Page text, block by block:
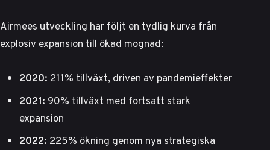
Airmees utveckling har följt en tydlig kurva från
explosiv expansion till ökad mognad:
2020: 211% tillväxt, driven av pandemieffekter
2021: 90% tillväxt med fortsatt stark
expansion
2022: 225% ökning genom nya strategiska